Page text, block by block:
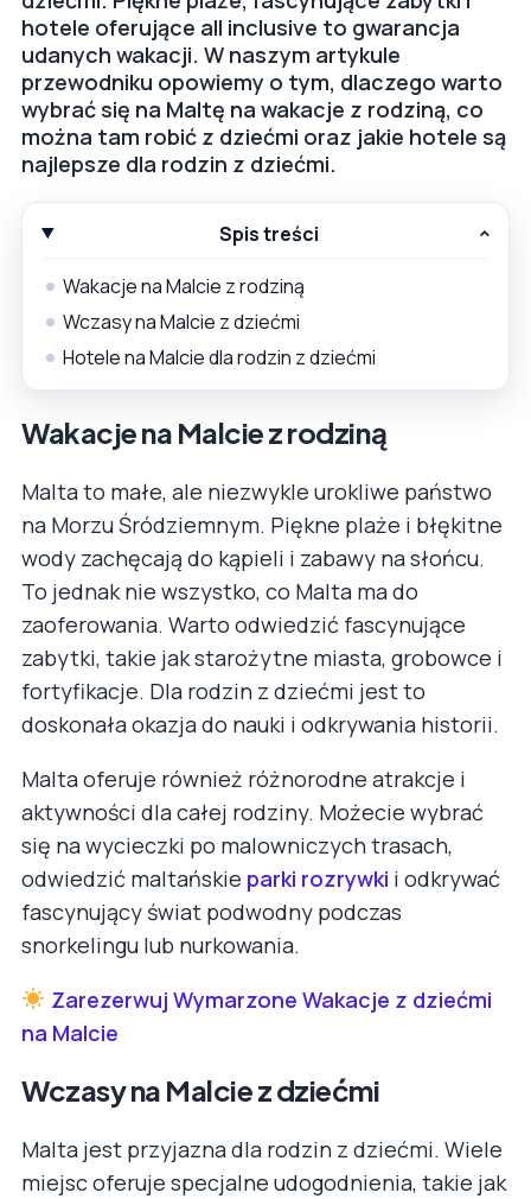
hotele oferujące all inclusive to gwarancja
udanych wakacji. W naszym artykule
przewodniku opowiemy o tym, dlaczego warto
wybrać się na Maltę na wakacje z rodziną, co
można tam robić z dziećmi oraz jakie hotele są
najlepsze dla rodzin z dziećmi.
Spis treści
Wakacje na Malcie z rodziną
Wczasy na Malcie z dziećmi
Hotele na Malcie dla rodzin z dziećmi
Wakacje na Malcie z rodziną
Malta to małe, ale niezwykle urokliwe państwo
na Morzu Śródziemnym. Piękne plaże i błękitne
wody zachęcają do kąpieli i zabawy na słońcu.
To jednak nie wszystko, co Malta ma do
zaoferowania. Warto odwiedzić fascynujące
zabytki, takie jak starożytne miasta, grobowce i
fortyfikacje. Dla rodzin z dziećmi jest to
doskonała okazja do nauki i odkrywania historii.
Malta oferuje również różnorodne atrakcje i
aktywności dla całej rodziny. Możecie wybrać
się na wycieczki po malowniczych trasach,
odwiedzić maltańskie parki rozrywki i odkrywać
fascynujący świat podwodny podczas
snorkelingu lub nurkowania.
Zarezerwuj Wymarzone Wakacje z dziećmi
na Malcie
Wczasy na Malcie z dziećmi
Malta jest przyjazna dla rodzin z dziećmi. Wiele
miejsc oferuje specjalne udogodnienia, takie jak